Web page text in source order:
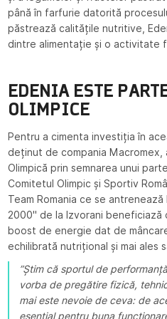
până în farfurie datorită
păstrează calitățile nutritive,
dintre alimentație și o activitate
EDENIA ESTE
OLIMPICE
Pentru a cimenta investiția în
deținut de compania Macromex,
Olimpică prin semnarea unui
Comitetul Olimpic și Sportiv
Team Romania ce se
2000" de la Izvorani beneficiază
boost de energie dat de
echilibrată nutrițional și mai ales
”Știm că sportul de
vorba de pregătire fizică,
mai este nevoie de ceva: de
esențial pentru buna